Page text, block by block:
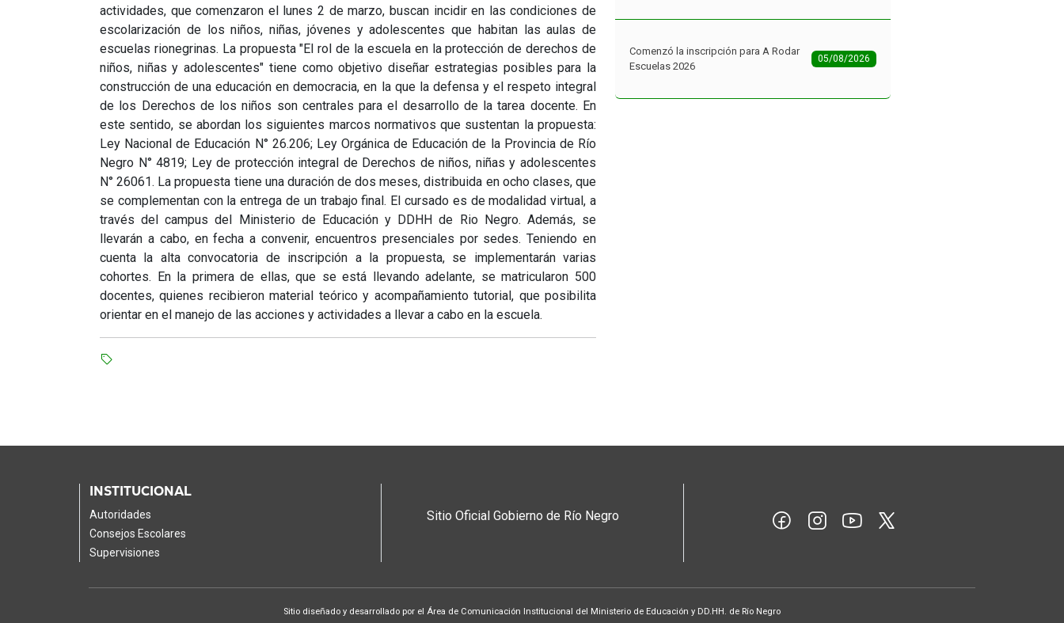
actividades, que comenzaron el lunes 2 de marzo, buscan incidir en las condiciones de
escolarización de los niños, niñas, jóvenes y adolescentes que habitan las aulas de
escuelas rionegrinas. La propuesta "El rol de la escuela en la protección de derechos de
niños, niñas y adolescentes" tiene como objetivo diseñar estrategias posibles para la
construcción de una educación en democracia, en la que la defensa y el respeto integral
de los Derechos de los niños son centrales para el desarrollo de la tarea docente. En
este sentido, se abordan los siguientes marcos normativos que sustentan la propuesta:
Ley Nacional de Educación N° 26.206; Ley Orgánica de Educación de la Provincia de Río
Negro N° 4819; Ley de protección integral de Derechos de niños, niñas y adolescentes
N° 26061. La propuesta tiene una duración de dos meses, distribuida en ocho clases, que
se complementan con la entrega de un trabajo final. El cursado es de modalidad virtual, a
través del campus del Ministerio de Educación y DDHH de Rio Negro. Además, se
llevarán a cabo, en fecha a convenir, encuentros presenciales por sedes. Teniendo en
cuenta la alta convocatoria de inscripción a la propuesta, se implementarán varias
cohortes. En la primera de ellas, que se está llevando adelante, se matricularon 500
docentes, quienes recibieron material teórico y acompañamiento tutorial, que posibilita
orientar en el manejo de las acciones y actividades a llevar a cabo en la escuela.
Escuelas 2026
Desafíos Rionegrinos: con 97
INSTITUCIONAL
Autoridades
Consejos Escolares
Supervisiones
Sitio Oficial Gobierno de Río Negro
Sitio diseñado y desarrollado por el Área de Comunicación Institucional del Ministerio de Educación y DD.HH. de Río Negro